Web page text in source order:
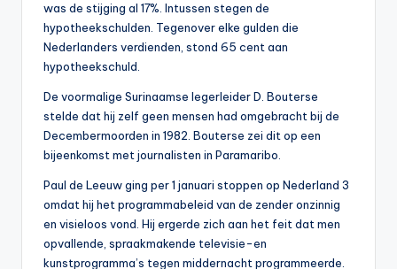
was de stijging al 17%. Intussen stegen de
hypotheekschulden. Tegenover elke gulden die
Nederlanders verdienden, stond 65 cent aan
hypotheekschuld.
De voormalige Surinaamse legerleider D. Bouterse
stelde dat hij zelf geen mensen had omgebracht bij de
Decembermoorden in 1982. Bouterse zei dit op een
bijeenkomst met journalisten in Paramaribo.
Paul de Leeuw ging per 1 januari stoppen op Nederland 3
omdat hij het programmabeleid van de zender onzinnig
en visieloos vond. Hij ergerde zich aan het feit dat men
opvallende, spraakmakende televisie-en
kunstprogramma’s tegen middernacht programmeerde.